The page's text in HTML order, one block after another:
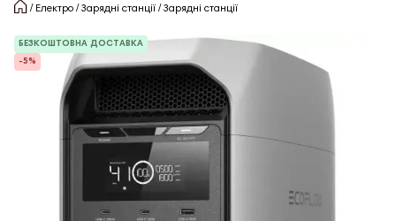
Електро Зарядні станції Зарядні станції
БЕЗКОШТОВНА ДОСТАВКА
-5%